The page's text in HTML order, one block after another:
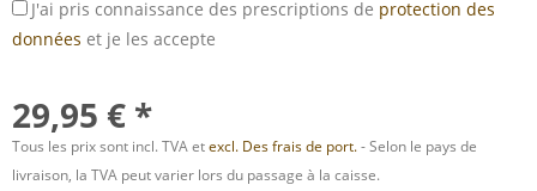
J'ai pris connaissance des prescriptions de protection des
données et je les accepte
29,95 € *
Tous les prix sont incl. TVA etexcl. Des frais de port.- Selon le pays de
livraison, la TVA peut varier lors du passage à la caisse.